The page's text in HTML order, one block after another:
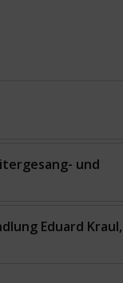
und
Eduard Kraul,